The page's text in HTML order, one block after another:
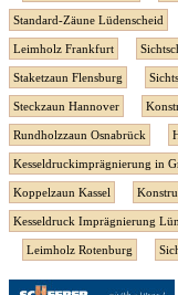
Standard-Zäune Lüdenscheid
Leimholz Frankfurt
Staketzaun Flensburg
Steckzaun Hannover
Rundholzzaun Osnabrück
Kesseldruckimprägnierung in
Koppelzaun Kassel
Kesseldruck Imprägnierung
Leimholz Rotenburg